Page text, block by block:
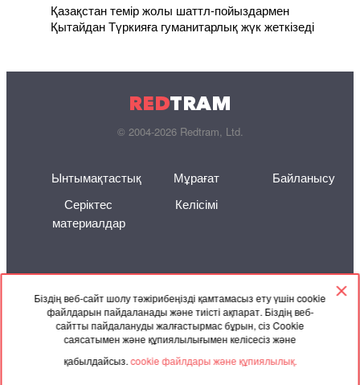
Біздің веб-сайт шолу тәжірибеңізді қамтамасыз ету үшін cookie
файлдарын пайдаланады және тиісті ақпарат. Біздің веб-
сайтты пайдалануды жалғастырмас бұрын, сіз Cookie
саясатымен және құпиялылығымен келісесіз және
қабылдайсыз.cookie файлдары және құпиялылық.
Қазақстан темір жолы шаттл-пойыздармен
Қытайдан Түркияға гуманитарлық жүк жеткізеді
REDTRAM
© 2004-2026 Redtram, Ltd.
Ынтымақтастық
Серіктес
материалдар
Мұрағат
Келісімі
Байланысу